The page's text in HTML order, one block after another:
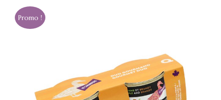
Promo !